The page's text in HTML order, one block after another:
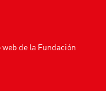
de la Fundación